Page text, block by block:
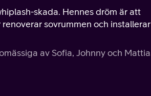
skada. Hennes dröm är att
sovrummen och installerar
av Sofia, Johnny och